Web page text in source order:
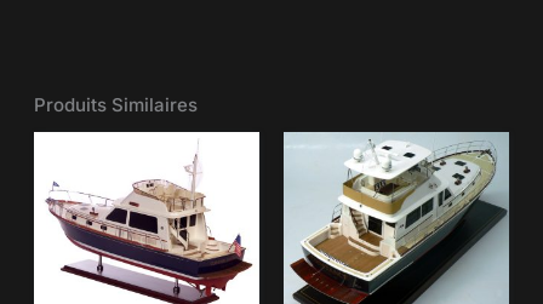
Produits Similaires